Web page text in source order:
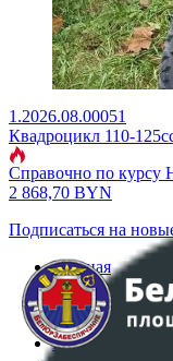
1.2026.08.00051
Квадроцикл 110-
Справочно по курсу
2 868,70 BYN
Подписаться на
Главная
Аукционы
Интернет-
Регламент